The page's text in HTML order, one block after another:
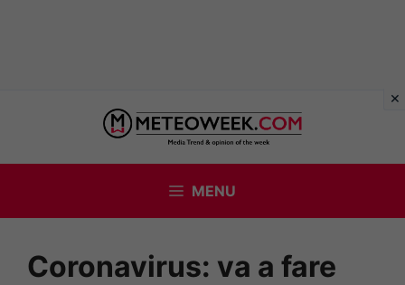
contenuto
MENU
Coronavirus: va a fare